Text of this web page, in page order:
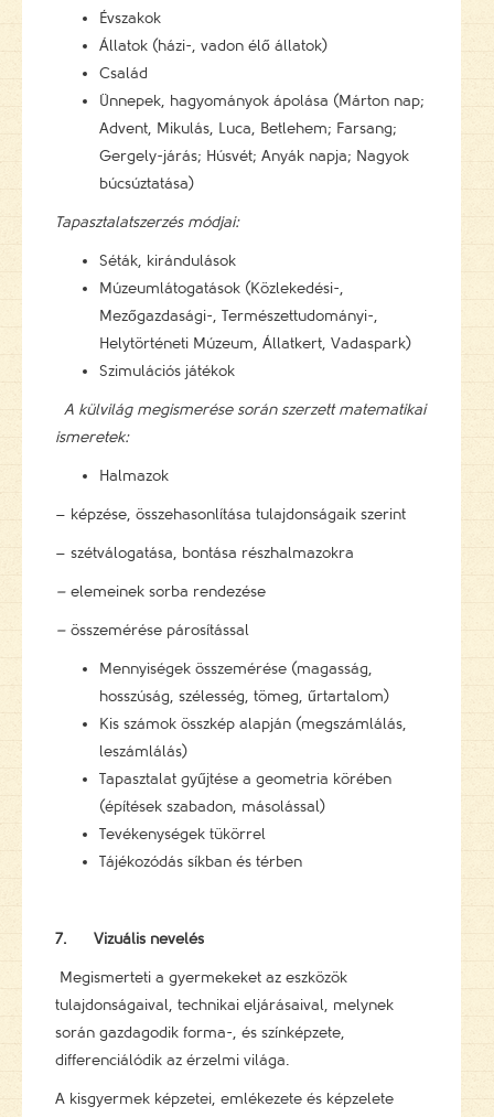
Évszakok
Állatok (házi-, vadon élő állatok)
Család
Ünnepek, hagyományok ápolása (Márton nap;
Advent, Mikulás, Luca, Betlehem; Farsang;
Gergely-járás; Húsvét; Anyák napja; Nagyok
búcsúztatása)
Tapasztalatszerzés módjai:
Séták, kirándulások
Múzeumlátogatások (Közlekedési-,
Mezőgazdasági-, Természettudományi-,
Helytörténeti Múzeum, Állatkert, Vadaspark)
Szimulációs játékok
A külvilág megismerése során szerzett matematikai
ismeretek:
Halmazok
– képzése, összehasonlítása tulajdonságaik szerint
– szétválogatása, bontása részhalmazokra
– elemeinek sorba rendezése
– összemérése párosítással
Mennyiségek összemérése (magasság,
hosszúság, szélesség, tömeg, űrtartalom)
Kis számok összkép alapján (megszámlálás,
leszámlálás)
Tapasztalat gyűjtése a geometria körében
(építések szabadon, másolással)
Tevékenységek tükörrel
Tájékozódás síkban és térben
7. Vizuális nevelés
Megismerteti a gyermekeket az eszközök
tulajdonságaival, technikai eljárásaival, melynek
során gazdagodik forma-, és színképzete,
differenciálódik az érzelmi világa.
A kisgyermek képzetei, emlékezete és képzelete